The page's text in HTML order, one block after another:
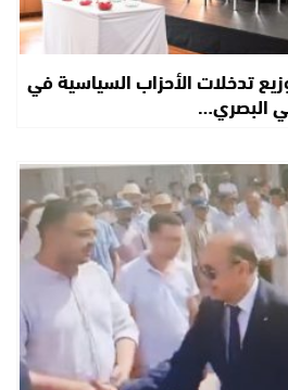
تدخلات الأحزاب السياسية في
البصري…